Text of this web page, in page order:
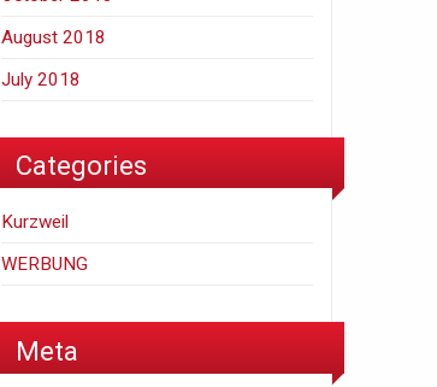
August 2018
July 2018
Categories
Kurzweil
WERBUNG
Meta